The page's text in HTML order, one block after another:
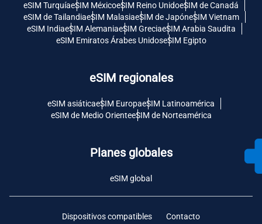
eSIM TurquíaeSIM MéxicoeSIM Reino UnidoeSIM de Canadá
eSIM de TailandiaeSIM MalasiaeSIM de JapóneSIM Vietnam
eSIM IndiaeSIM AlemaniaeSIM GreciaeSIM Arabia Saudita
eSIM Emiratos Árabes UnidoseSIM Egipto
eSIM regionales
eSIM asiáticaeSIM EuropaeSIM Latinoamérica
eSIM de Medio OrienteeSIM de Norteamérica
Planes globales
eSIM global
Dispositivos compatibles Contacto